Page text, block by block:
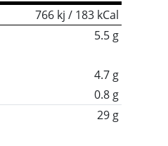
766 kj / 183 kCal
5.5 g
4.7 g
0.8 g
29 g